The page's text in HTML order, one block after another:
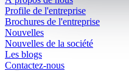
Profile de l'entreprise
Brochures de l'entreprise
Nouvelles
Nouvelles de la société
Les blogs
Contactez-nous